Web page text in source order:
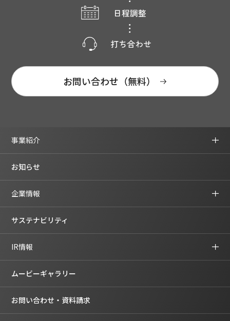
お問い合わせ（無料）
事業紹介
お知らせ
企業情報
サステナビリティ
IR情報
ムービーギャラリー
お問い合わせ・資料請求